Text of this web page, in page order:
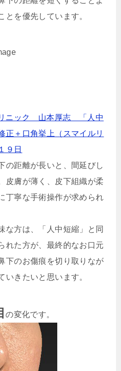
とを優先しています。
の距離が長いと、間延びし
皮膚が薄く、皮下組織が柔
丁寧な手術操作が求められ
な方は、「人中短縮」と同
れた方が、最終的なお口元
下のお傷痕を切り取りなが
いきたいと思います。
の変化です。